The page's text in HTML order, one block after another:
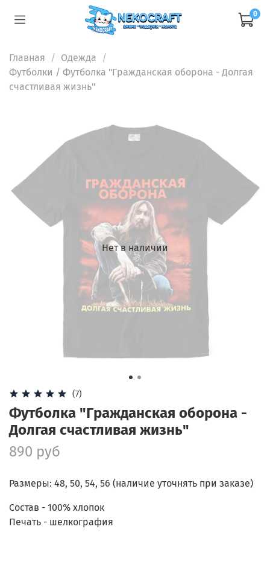
0
Главная
Одежда
Футболки / Футболка "Гражданская оборона - Долгая
счастливая жизнь"
Нет в наличии
(7)
Футболка "Гражданская оборона -
Долгая счастливая жизнь"
890 руб
Размеры: 48, 50, 54, 56 (наличие уточнять при заказе)
Состав - 100% хлопок
Печать - шелкография